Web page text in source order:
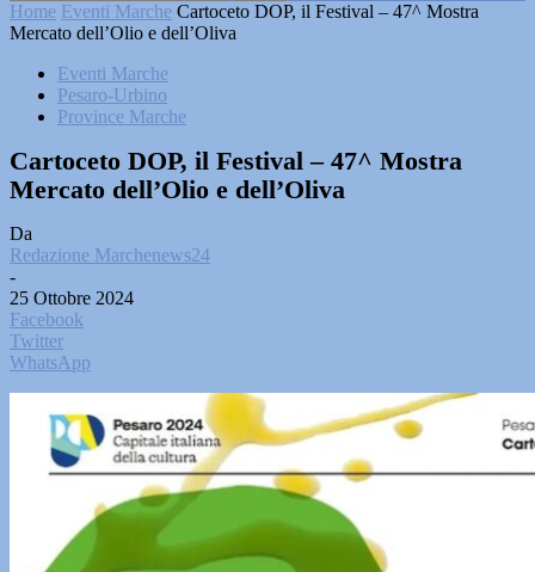
Home Eventi Marche Cartoceto DOP, il Festival – 47^ Mostra
Mercato dell’Olio e dell’Oliva
Eventi Marche
Pesaro-Urbino
Province Marche
Cartoceto DOP, il Festival – 47^ Mostra
Mercato dell’Olio e dell’Oliva
Da
Redazione Marchenews24
-
25 Ottobre 2024
Facebook
Twitter
WhatsApp